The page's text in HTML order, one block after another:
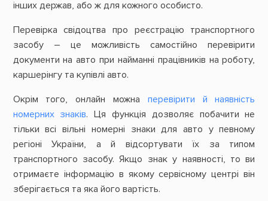
інших держав, або ж для кожного особисто.
Перевірка свідоцтва про реєстрацію транспортного
засобу – це можливість самостійно перевірити
документи на авто при найманні працівників на роботу,
каршерінгу та купівлі авто.
Окрім того, онлайн можна перевірити й наявність
номерних знаків. Ця функція дозволяє побачити не
тільки всі вільні номерні знаки для авто у певному
регіоні України, а й відсортувати їх за типом
транспортного засобу. Якщо знак у наявності, то ви
отримаєте інформацію в якому сервісному центрі він
зберігається та яка його вартість.